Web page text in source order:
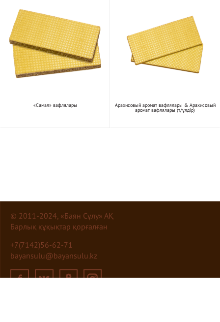
«Самал» вафлялары
Арахисовый аромат вафлялары & Арахисовый
аромат вафлялары (т/үлдір)
© 2011-2024, «Баян Сұлу» АҚ
Барлық құқықтар қорғалған
+7(7142)56-62-71
bayansulu@bayansulu.kz